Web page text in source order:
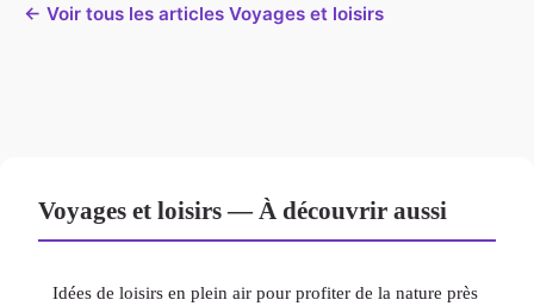
← Voir tous les articles Voyages et loisirs
Voyages et loisirs — À découvrir aussi
Idées de loisirs en plein air pour profiter de la nature près